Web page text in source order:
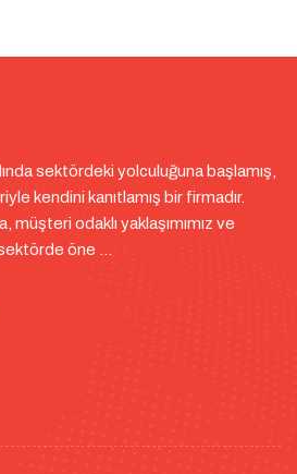
sektördeki yolculuğuna başlamış,
kendini kanıtlamış bir firmadır.
müşteri odaklı yaklaşımımız ve
öne ...